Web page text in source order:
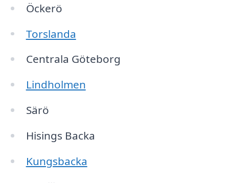
Öckerö
Torslanda
Centrala Göteborg
Lindholmen
Särö
Hisings Backa
Kungsbacka